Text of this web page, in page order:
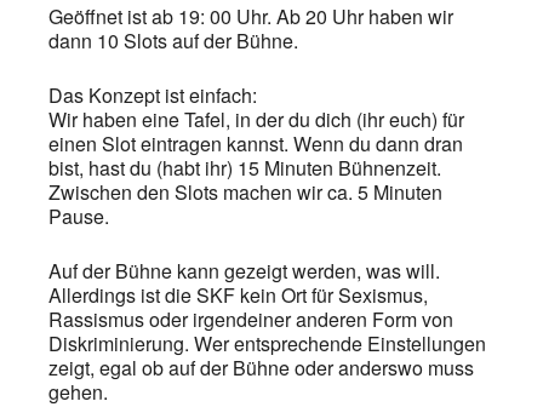
Geöffnet ist ab 19: 00 Uhr. Ab 20 Uhr haben wir
dann 10 Slots auf der Bühne.
Das Konzept ist einfach:
Wir haben eine Tafel, in der du dich (ihr euch) für
einen Slot eintragen kannst. Wenn du dann dran
bist, hast du (habt ihr) 15 Minuten Bühnenzeit.
Zwischen den Slots machen wir ca. 5 Minuten
Pause.
Auf der Bühne kann gezeigt werden, was will.
Allerdings ist die SKF kein Ort für Sexismus,
Rassismus oder irgendeiner anderen Form von
Diskriminierung. Wer entsprechende Einstellungen
zeigt, egal ob auf der Bühne oder anderswo muss
gehen.